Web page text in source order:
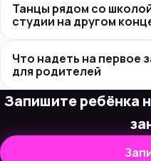
Танцы рядом со
студии на другом
Что надеть на первое
для родителей
Запишите ребёнка